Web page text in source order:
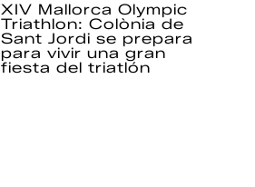
XIV Mallorca Olympic
Triathlon: Colònia de
Sant Jordi se prepara
para vivir una gran
fiesta del triatlón